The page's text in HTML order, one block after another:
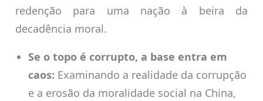
redenção para uma nação à beira da
decadência moral.
Se o topo é corrupto, a base entra em
caos: Examinando a realidade da corrupção
e a erosão da moralidade social na China,